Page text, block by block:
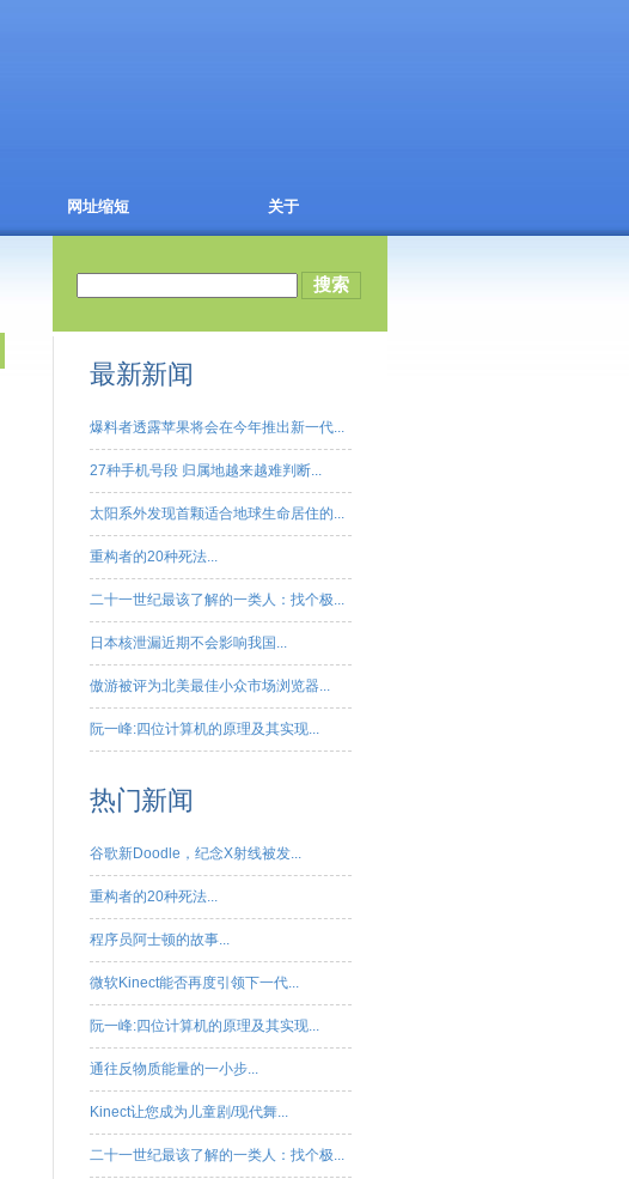
网址缩短 关于
最新新闻
爆料者透露苹果将会在今年推出新一代...
27种手机号段 归属地越来越难判断...
太阳系外发现首颗适合地球生命居住的...
重构者的20种死法...
二十一世纪最该了解的一类人：找个极...
日本核泄漏近期不会影响我国...
傲游被评为北美最佳小众市场浏览器...
阮一峰:四位计算机的原理及其实现...
热门新闻
谷歌新Doodle，纪念X射线被发...
重构者的20种死法...
程序员阿士顿的故事...
微软Kinect能否再度引领下一代...
阮一峰:四位计算机的原理及其实现...
通往反物质能量的一小步...
Kinect让您成为儿童剧/现代舞...
二十一世纪最该了解的一类人：找个极...